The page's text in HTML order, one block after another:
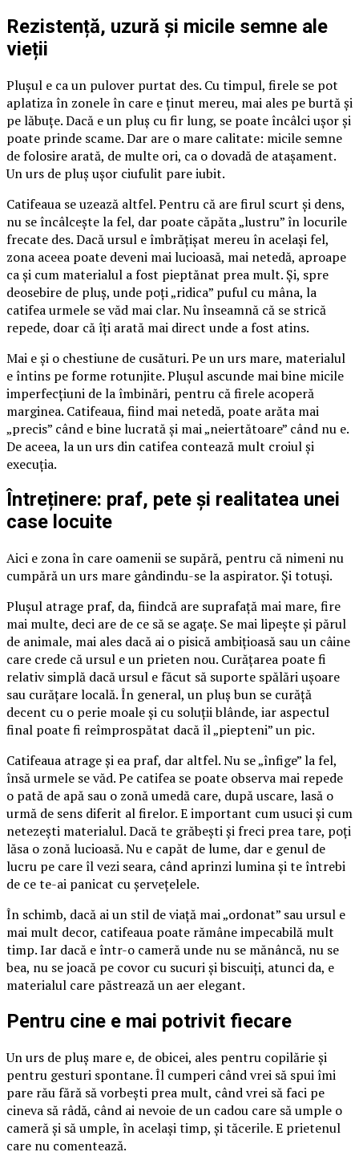
Rezistență, uzură și micile semne ale
vieții
Plușul e ca un pulover purtat des. Cu timpul, firele se pot
aplatiza în zonele în care e ținut mereu, mai ales pe burtă și
pe lăbuțe. Dacă e un pluș cu fir lung, se poate încâlci ușor și
poate prinde scame. Dar are o mare calitate: micile semne
de folosire arată, de multe ori, ca o dovadă de atașament.
Un urs de pluș ușor ciufulit pare iubit.
Catifeaua se uzează altfel. Pentru că are firul scurt și dens,
nu se încâlcește la fel, dar poate căpăta „lustru” în locurile
frecate des. Dacă ursul e îmbrățișat mereu în același fel,
zona aceea poate deveni mai lucioasă, mai netedă, aproape
ca și cum materialul a fost pieptănat prea mult. Și, spre
deosebire de pluș, unde poți „ridica” puful cu mâna, la
catifea urmele se văd mai clar. Nu înseamnă că se strică
repede, doar că îți arată mai direct unde a fost atins.
Mai e și o chestiune de cusături. Pe un urs mare, materialul
e întins pe forme rotunjite. Plușul ascunde mai bine micile
imperfecțiuni de la îmbinări, pentru că firele acoperă
marginea. Catifeaua, fiind mai netedă, poate arăta mai
„precis” când e bine lucrată și mai „neiertătoare” când nu e.
De aceea, la un urs din catifea contează mult croiul și
execuția.
Întreținere: praf, pete și realitatea unei
case locuite
Aici e zona în care oamenii se supără, pentru că nimeni nu
cumpără un urs mare gândindu-se la aspirator. Și totuși.
Plușul atrage praf, da, fiindcă are suprafață mai mare, fire
mai multe, deci are de ce să se agațe. Se mai lipește și părul
de animale, mai ales dacă ai o pisică ambițioasă sau un câine
care crede că ursul e un prieten nou. Curățarea poate fi
relativ simplă dacă ursul e făcut să suporte spălări ușoare
sau curățare locală. În general, un pluș bun se curăță
decent cu o perie moale și cu soluții blânde, iar aspectul
final poate fi reîmprospătat dacă îl „piepteni” un pic.
Catifeaua atrage și ea praf, dar altfel. Nu se „înfige” la fel,
însă urmele se văd. Pe catifea se poate observa mai repede
o pată de apă sau o zonă umedă care, după uscare, lasă o
urmă de sens diferit al firelor. E important cum usuci și cum
netezești materialul. Dacă te grăbești și freci prea tare, poți
lăsa o zonă lucioasă. Nu e capăt de lume, dar e genul de
lucru pe care îl vezi seara, când aprinzi lumina și te întrebi
de ce te-ai panicat cu șervețelele.
În schimb, dacă ai un stil de viață mai „ordonat” sau ursul e
mai mult decor, catifeaua poate rămâne impecabilă mult
timp. Iar dacă e într-o cameră unde nu se mănâncă, nu se
bea, nu se joacă pe covor cu sucuri și biscuiți, atunci da, e
materialul care păstrează un aer elegant.
Pentru cine e mai potrivit fiecare
Un urs de pluș mare e, de obicei, ales pentru copilărie și
pentru gesturi spontane. Îl cumperi când vrei să spui îmi
pare rău fără să vorbești prea mult, când vrei să faci pe
cineva să râdă, când ai nevoie de un cadou care să umple o
cameră și să umple, în același timp, și tăcerile. E prietenul
care nu comentează.